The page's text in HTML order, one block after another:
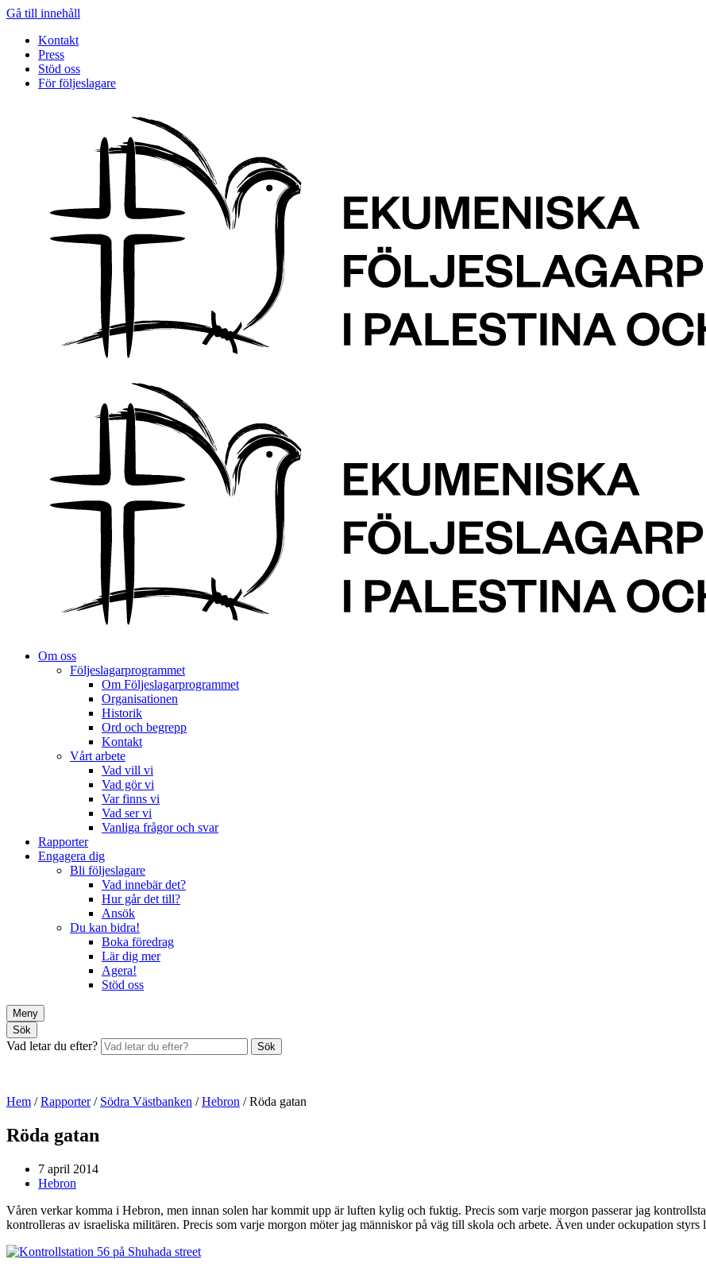
Gå till innehåll
Kontakt
Press
Stöd oss
För följeslagare
Om oss
Följeslagarprogrammet
Om Följeslagarprogrammet
Organisationen
Historik
Ord och begrepp
Kontakt
Vårt arbete
Vad vill vi
Vad gör vi
Var finns vi
Vad ser vi
Vanliga frågor och svar
Rapporter
Engagera dig
Bli följeslagare
Vad innebär det?
Hur går det till?
Ansök
Du kan bidra!
Boka föredrag
Lär dig mer
Agera!
Stöd oss
Meny
Sök
Vad letar du efter? Sök
Hem /Rapporter/ Södra Västbanken /Hebron /Röda gatan
Röda gatan
7 april 2014
Hebron
Våren verkar komma i Hebron, men innan solen har kommit upp är luften kylig och fuktig. Precis som varje morgon passerar jag
kontrolleras av israeliska militären. Precis som varje morgon möter jag människor på väg till skola och arbete. Även under ockupation styrs